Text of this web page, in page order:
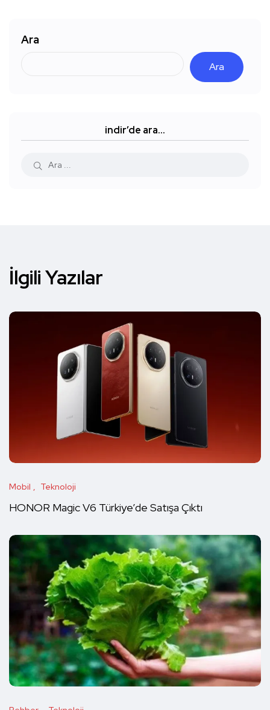
Ara
Ara
indir’de ara…
İlgili Yazılar
Mobil Teknoloji
HONOR Magic V6 Türkiye’de Satışa Çıktı